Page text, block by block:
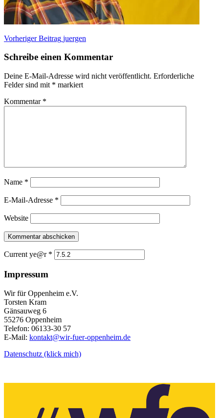
Beitragsnavigation
Vorheriger Beitrag juergen
Schreibe einen Kommentar
Deine E-Mail-Adresse wird nicht veröffentlicht. Erforderliche
Felder sind mit * markiert
Kommentar *
Name *
E-Mail-Adresse *
Website
Current ye@r *
Impressum
Wir für Oppenheim e.V.
Torsten Kram
Gänsauweg 6
55276 Oppenheim
Telefon: 06133-30 57
E-Mail: kontakt@wir-fuer-oppenheim.de
Datenschutz (klick mich)